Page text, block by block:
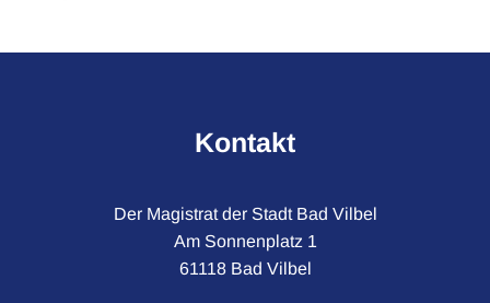
Kontakt
Der Magistrat der Stadt Bad Vilbel
Am Sonnenplatz 1
61118 Bad Vilbel